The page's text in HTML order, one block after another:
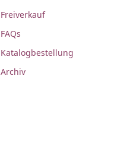
Freiverkauf
FAQs
Katalogbestellung
Archiv